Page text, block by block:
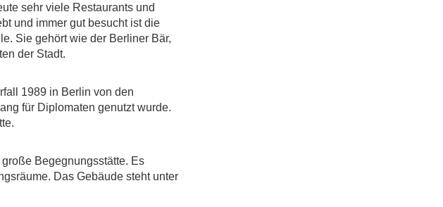
sehr viele Restaurants und
und immer gut besucht ist die
Sie gehört wie der Berliner Bär,
der Stadt.
1989 in Berlin von den
für Diplomaten genutzt wurde.
Begegnungsstätte. Es
Das Gebäude steht unter